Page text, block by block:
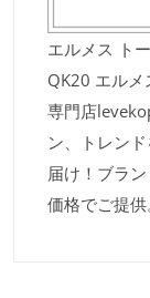
エルメス ト
QK20 エルメ
専門店
ン、トレン
届け！ブラ
価格でご提供